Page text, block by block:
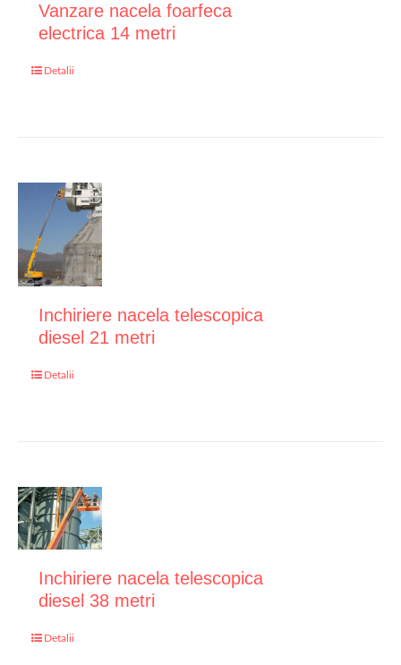
Vanzare nacela foarfeca
electrica 14 metri
Detalii
Inchiriere nacela telescopica
diesel 21 metri
Detalii
Inchiriere nacela telescopica
diesel 38 metri
Detalii